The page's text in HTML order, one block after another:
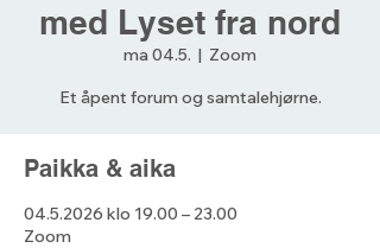
med Lyset fra nord
ma 04.5.
  |
Zoom
Et åpent forum og samtalehjørne.
Paikka & aika
04.5.2026 klo 19.00 – 23.00
Zoom